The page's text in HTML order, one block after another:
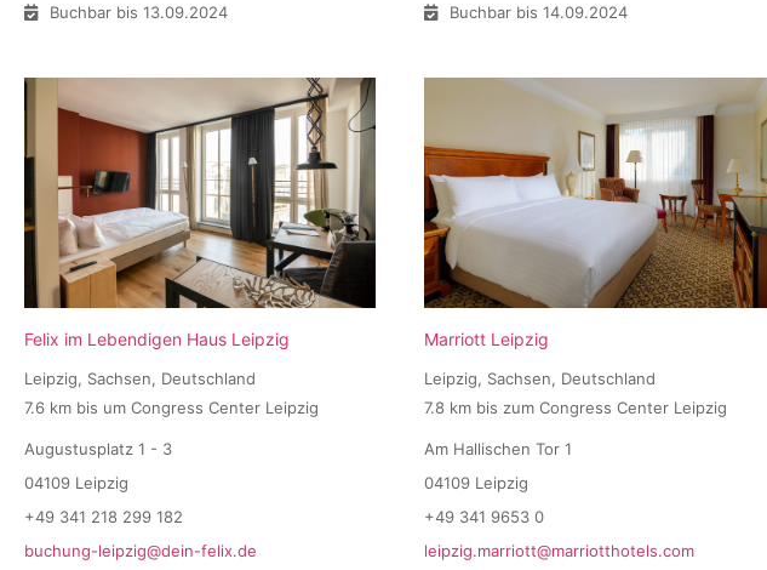
Buchbar bis 13.09.2024
Buchbar bis 14.09.2024
Felix im Lebendigen Haus Leipzig
Leipzig, Sachsen, Deutschland
7.6 km bis um Congress Center Leipzig
Augustusplatz 1 - 3
04109 Leipzig
+49 341 218 299 182
buchung-leipzig@dein-felix.de
Marriott Leipzig
Leipzig, Sachsen, Deutschland
7.8 km bis zum Congress Center Leipzig
Am Hallischen Tor 1
04109 Leipzig
+49 341 9653 0
leipzig.marriott@marriotthotels.com